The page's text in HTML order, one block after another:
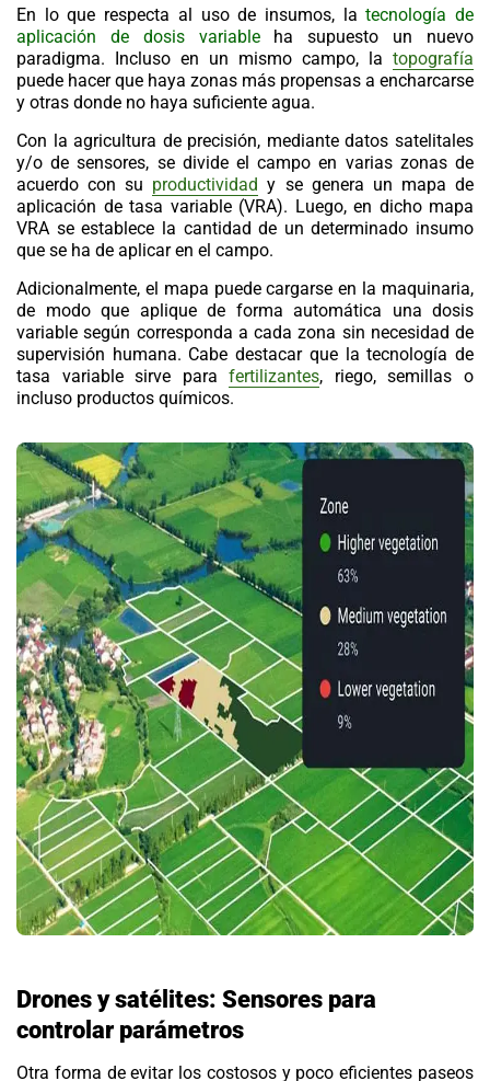
En lo que respecta al uso de insumos, latecnología de
aplicación de dosis variable
ha supuesto un nuevo
paradigma. Incluso en un mismo campo, la topografía
puede hacer que haya zonas más propensas a encharcarse
y otras donde no haya suficiente agua.
Con laagricultura de precisión, mediantedatos satelitales
y/o de sensores, se divide el campo en varias zonas de
acuerdo con su productividad y se genera un mapa de
aplicación de tasa variable (VRA). Luego, en dicho mapa
VRA se establece la cantidad de un determinado insumo
que se ha de aplicar en el campo.
Adicionalmente, el mapa puede cargarse en la maquinaria,
de modo que aplique de forma automática una dosis
variable según corresponda a cada zona sin necesidad de
supervisión humana. Cabe destacar que la tecnología de
tasa variable sirve parafertilizantes, riego, semillas o
incluso productos químicos.
Drones ysatélites: Sensores para
controlar parámetros
Otra forma de evitar los costosos y poco eficientes paseos